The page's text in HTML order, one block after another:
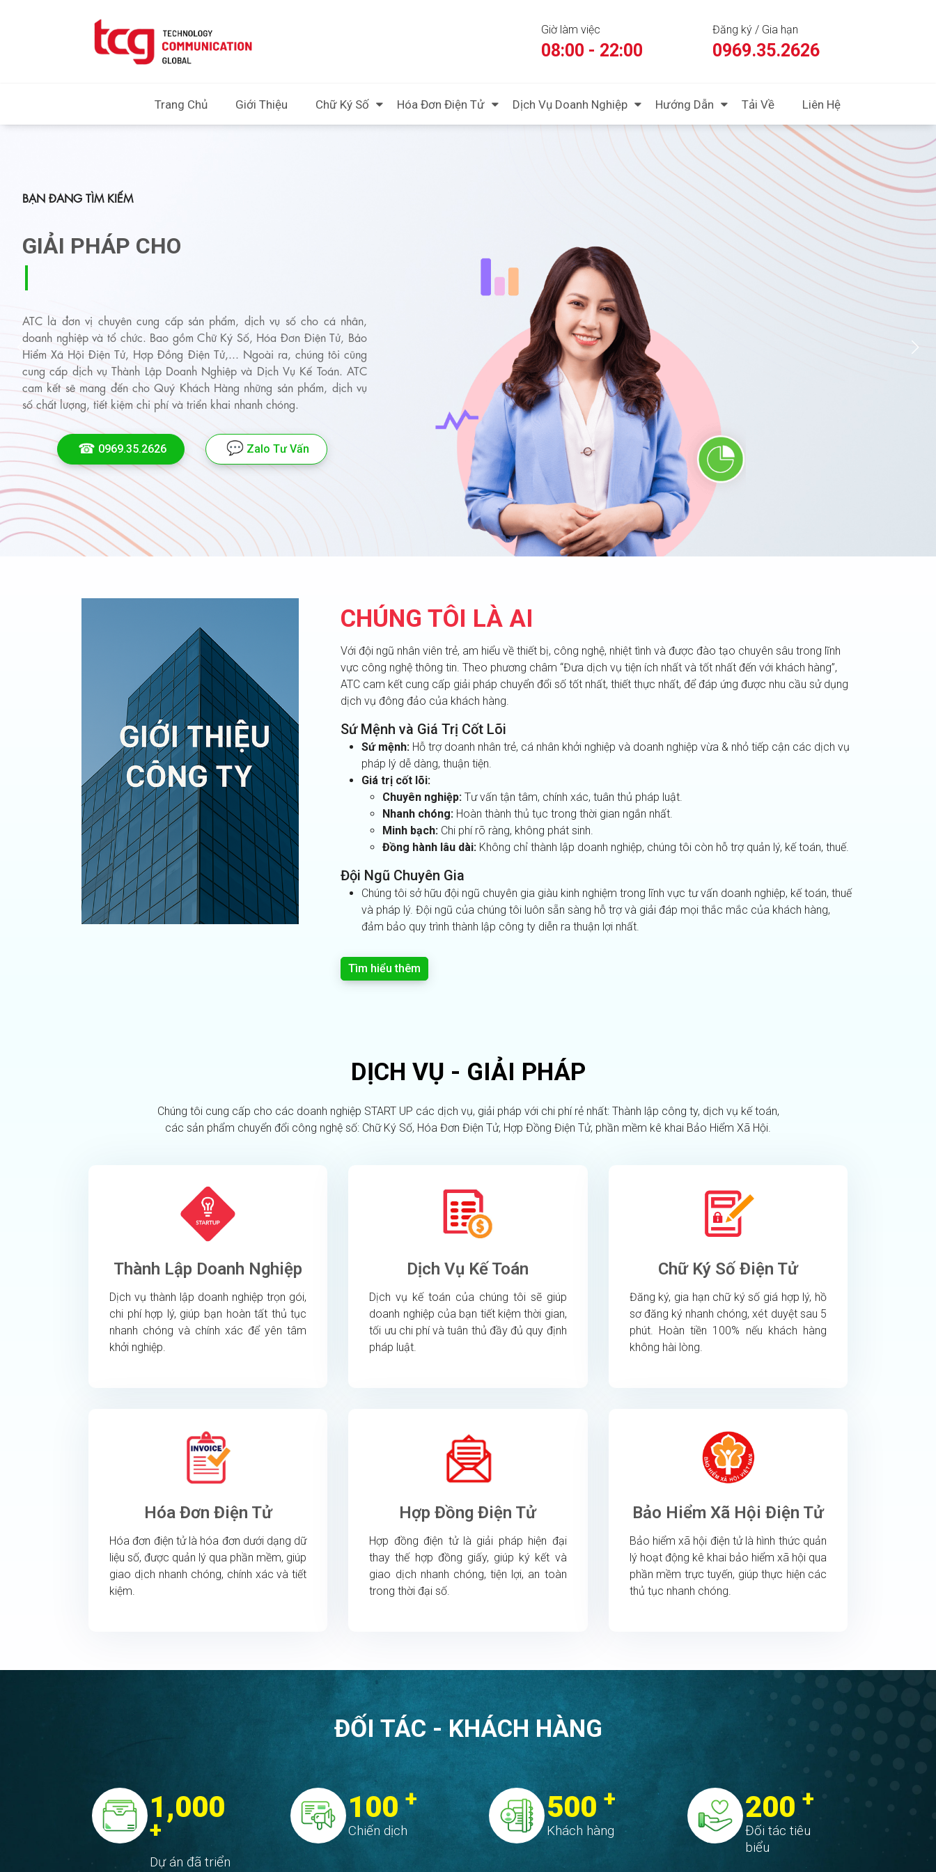
Đăng ký / Gia hạn
0969.35.2626
Giờ làm việc
08:00 - 22:00
Trang Chủ Giới Thiệu Chữ Ký Số Hóa Đơn Điện Tử Dịch Vụ Doanh Nghiệp Hướng Dẫn Tải Về Liên Hệ
BẠN ĐANG TÌM KIẾM
GIẢI PHÁP CHO
CHỮ KÝ SỐ CÔNG
ATC là đơn vị chuyên cung cấp sản phẩm, dịch vụ số cho cá nhân,
doanh nghiệp và tổ chức. Bao gồm Chữ Ký Số, Hóa Đơn Điện Tử, Bảo
Hiểm Xã Hội Điện Tử, Hợp Đồng Điện Tử,... Ngoài ra, chúng tôi cũng
cung cấp dịch vụ Thành Lập Doanh Nghiệp và Dịch Vụ Kế Toán. ATC
cam kết sẽ mang đến cho Quý Khách Hàng những sản phẩm, dịch vụ
số chất lượng, tiết kiệm chi phí và triển khai nhanh chóng.
0969.35.2626 Zalo Tư Vấn
CHÚNG TÔI LÀ AI
Với đội ngũ nhân viên trẻ, am hiểu về thiết bị, công nghệ, nhiệt tình và được đào tạo chuyên sâu trong lĩnh
vực công nghệ thông tin. Theo phương châm “Đưa dịch vụ tiện ích nhất và tốt nhất đến với khách hàng”,
ATC cam kết cung cấp giải pháp chuyển đổi số tốt nhất, thiết thực nhất, để đáp ứng được nhu cầu sử dụng
dịch vụ đông đảo của khách hàng.
Sứ Mệnh và Giá Trị Cốt Lõi
Sứ mệnh: Hỗ trợ doanh nhân trẻ, cá nhân khởi nghiệp và doanh nghiệp vừa & nhỏ tiếp cận các dịch vụ
pháp lý dễ dàng, thuận tiện.
Giá trị cốt lõi:
Chuyên nghiệp: Tư vấn tận tâm, chính xác, tuân thủ pháp luật.
Nhanh chóng: Hoàn thành thủ tục trong thời gian ngắn nhất.
Minh bạch: Chi phí rõ ràng, không phát sinh.
Đồng hành lâu dài: Không chỉ thành lập doanh nghiệp, chúng tôi còn hỗ trợ quản lý, kế toán, thuế.
Đội Ngũ Chuyên Gia
Chúng tôi sở hữu đội ngũ chuyên gia giàu kinh nghiệm trong lĩnh vực tư vấn doanh nghiệp, kế toán, thuế
và pháp lý. Đội ngũ của chúng tôi luôn sẵn sàng hỗ trợ và giải đáp mọi thắc mắc của khách hàng,
đảm bảo quy trình thành lập công ty diễn ra thuận lợi nhất.
Tìm hiểu thêm
DỊCH VỤ - GIẢI PHÁP
Chúng tôi cung cấp cho các doanh nghiệp START UP các dịch vụ, giải pháp với chi phí rẻ nhất: Thành lập công ty, dịch vụ kế toán,
các sản phẩm chuyển đổi công nghệ số: Chữ Ký Số, Hóa Đơn Điện Tử, Hợp Đồng Điện Tử, phần mềm kê khai Bảo Hiểm Xã Hội.
Thành Lập Doanh Nghiệp
Dịch vụ thành lập doanh nghiệp trọn gói,
chi phí hợp lý, giúp bạn hoàn tất thủ tục
nhanh chóng và chính xác để yên tâm
khởi nghiệp.
Dịch Vụ Kế Toán
Dịch vụ kế toán của chúng tôi sẽ giúp
doanh nghiệp của bạn tiết kiệm thời gian,
tối ưu chi phí và tuân thủ đầy đủ quy định
pháp luật.
Chữ Ký Số Điện Tử
Đăng ký, gia hạn chữ ký số giá hợp lý, hồ
sơ đăng ký nhanh chóng, xét duyệt sau 5
phút. Hoàn tiền 100% nếu khách hàng
không hài lòng.
Hóa Đơn Điện Tử
Hóa đơn điện tử là hóa đơn dưới dạng dữ
liệu số, được quản lý qua phần mềm, giúp
giao dịch nhanh chóng, chính xác và tiết
kiệm.
Hợp Đồng Điện Tử
Hợp đồng điện tử là giải pháp hiện đại
thay thế hợp đồng giấy, giúp ký kết và
giao dịch nhanh chóng, tiện lợi, an toàn
trong thời đại số.
Bảo Hiểm Xã Hội Điện Tử
Bảo hiểm xã hội điện tử là hình thức quản
lý hoạt động kê khai bảo hiểm xã hội qua
phần mềm trực tuyến, giúp thực hiện các
thủ tục nhanh chóng.
ĐỐI TÁC - KHÁCH HÀNG
1,000
+
Dự án đã triển
100 +
Chiến dịch
500 +
Khách hàng
200 +
Đối tác tiêu
biểu